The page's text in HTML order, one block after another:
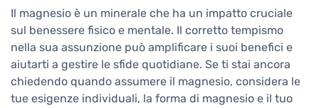
Il magnesio è un minerale che ha un impatto cruciale
sul benessere fisico e mentale. Il corretto tempismo
nella sua assunzione può amplificare i suoi benefici e
aiutarti a gestire le sfide quotidiane. Se ti stai ancora
chiedendo quando assumere il magnesio, considera le
tue esigenze individuali, la forma di magnesio e il tuo